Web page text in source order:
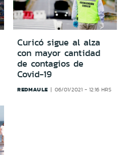
Curicó sigue al alza
con mayor cantidad
de contagios de
Covid-19
REDMAULE 06/01/2021 - 12:16 HRS